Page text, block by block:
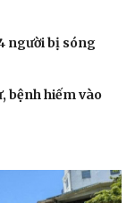
người bị sóng
bệnh hiếm vào